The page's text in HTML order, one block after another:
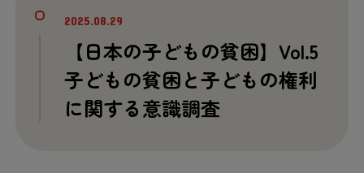
2025.08.29
【日本の子どもの貧困】Vol.5
子どもの貧困と子どもの権利
に関する意識調査